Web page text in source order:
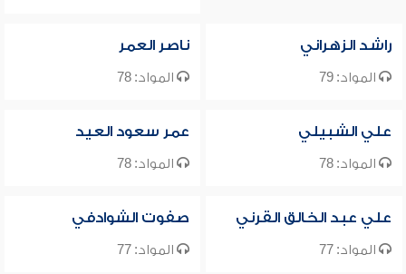
راشد الزهراني
المواد: 79
ناصر العمر
المواد: 78
علي الشبيلي
المواد: 78
عمر سعود العيد
المواد: 78
علي عبد الخالق القرني
المواد: 77
صفوت الشوادفي
المواد: 77